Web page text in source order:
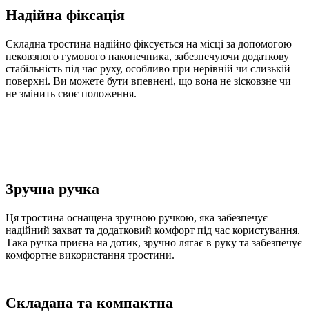
Надійна фіксація
Складна тростина надійно фіксується на місці за допомогою
нековзного гумового наконечника, забезпечуючи додаткову
стабільність під час руху, особливо при нерівній чи слизькій
поверхні. Ви можете бути впевнені, що вона не зісковзне чи
не змінить своє положення.
Зручна ручка
Ця тростина оснащена зручною ручкою, яка забезпечує
надійний захват та додатковий комфорт під час користування.
Така ручка приєна на дотик, зручно лягає в руку та забезпечує
комфортне використання тростини.
Складана та компактна